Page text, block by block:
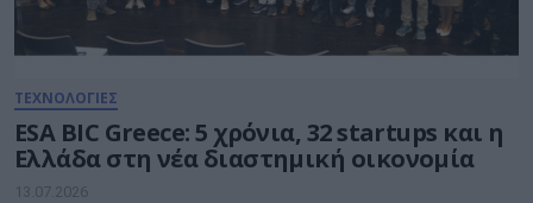
ΤΕΧΝΟΛΟΓΙΕΣ
ESA BIC Greece: 5 χρόνια, 32 startups και η
Ελλάδα στη νέα διαστημική οικονομία
13.07.2026